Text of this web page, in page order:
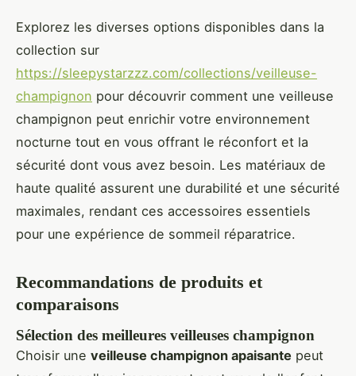
Explorez les diverses options disponibles dans la
collection sur
https://sleepystarzzz.com/collections/veilleuse-
champignon pour découvrir comment une veilleuse
champignon peut enrichir votre environnement
nocturne tout en vous offrant le réconfort et la
sécurité dont vous avez besoin. Les matériaux de
haute qualité assurent une durabilité et une sécurité
maximales, rendant ces accessoires essentiels
pour une expérience de sommeil réparatrice.
Recommandations de produits et
comparaisons
Sélection des meilleures veilleuses champignon
Choisir une veilleuse champignon apaisante peut